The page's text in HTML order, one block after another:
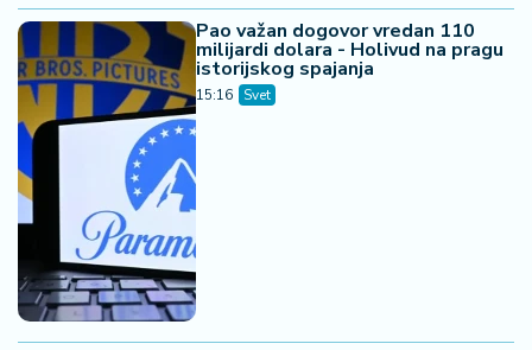
Pao važan dogovor vredan 110
milijardi dolara - Holivud na pragu
istorijskog spajanja
15:16 Svet